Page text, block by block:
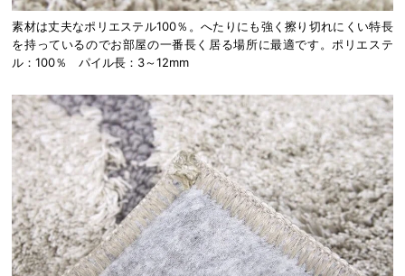
素材は丈夫なポリエステル100％。へたりにも強く擦り切れにくい特長
を持っているのでお部屋の一番長く居る場所に最適です。ポリエステ
ル：100％ パイル長：3～12mm